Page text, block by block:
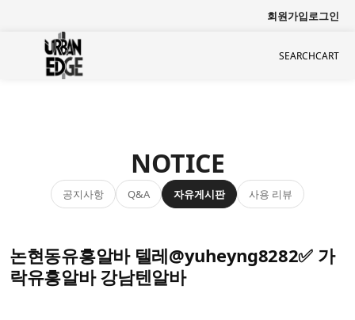
회원가입로그인
SEARCHCART
NOTICE
공지사항 Q&A 자유게시판 사용 리뷰
논현동유흥알바 텔레@yuheyng8282✅ 가
락유흥알바 강남텐알바